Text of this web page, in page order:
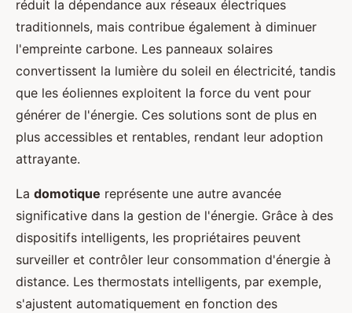
réduit la dépendance aux réseaux électriques
traditionnels, mais contribue également à diminuer
l'empreinte carbone. Les panneaux solaires
convertissent la lumière du soleil en électricité, tandis
que les éoliennes exploitent la force du vent pour
générer de l'énergie. Ces solutions sont de plus en
plus accessibles et rentables, rendant leur adoption
attrayante.
La domotique représente une autre avancée
significative dans la gestion de l'énergie. Grâce à des
dispositifs intelligents, les propriétaires peuvent
surveiller et contrôler leur consommation d'énergie à
distance. Les thermostats intelligents, par exemple,
s'ajustent automatiquement en fonction des